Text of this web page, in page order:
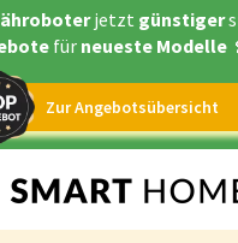
jetzt günstiger
für neueste Modelle
Zur Angebotsübersicht